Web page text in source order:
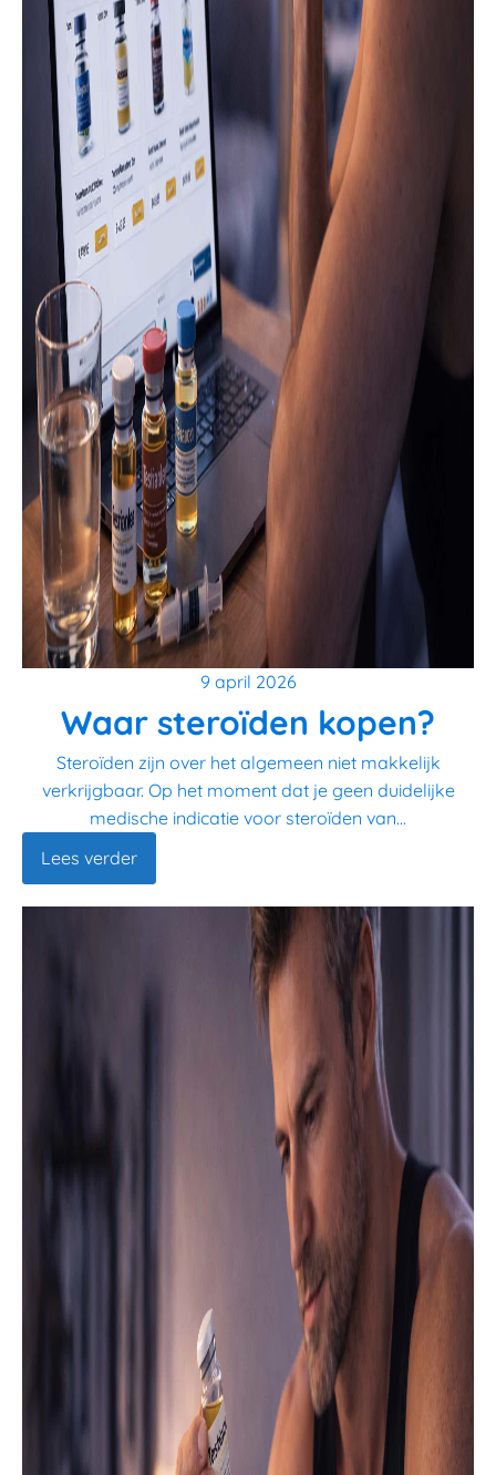
9 april 2026
Waar steroïden kopen?
Steroïden zijn over het algemeen niet makkelijk
verkrijgbaar. Op het moment dat je geen duidelijke
medische indicatie voor steroïden van...
Lees verder